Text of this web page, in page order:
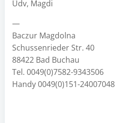
Üdv, Magdi
—
Baczur Magdolna
Schussenrieder Str. 40
88422 Bad Buchau
Tel. 0049(0)7582-9343506
Handy 0049(0)151-24007048